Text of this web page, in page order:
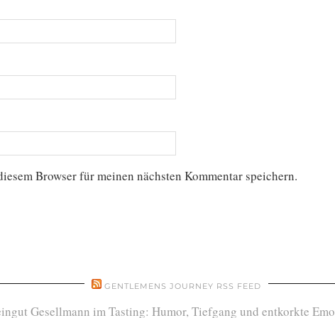
Browser für meinen nächsten Kommentar speichern.
GENTLEMENS JOURNEY RSS FEED
Gesellmann im Tasting: Humor, Tiefgang und entkorkte